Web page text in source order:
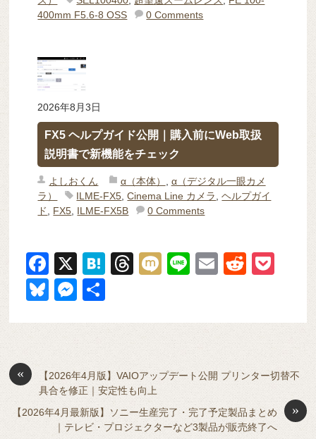
400mm F5.6-8 OSS
0 Comments
2026年8月3日
FX5 ヘルプガイド公開｜購入前にWeb取扱
説明書で新機能をチェック
よしおくん α（本体）
α（デジタル一眼カメ
ラ）
ILME-FX5 ,Cinema Line カメラ ,ヘルプガイ
ド
FX5 ILME-FX5B 0 Comments
F
a
c
e
o
o
k
X
H
n
T
a
s
M
Li
E
R
di et
Bl
y
M
ss
n
g
er
«
【2026年4月版】VAIOアップデート公開 プリンター切替不
具合を修正｜安定性も向上
»
【2026年4月最新版】ソニー生産完了・完了予定製品まとめ
｜テレビ・プロジェクターなど3製品が販売終了へ